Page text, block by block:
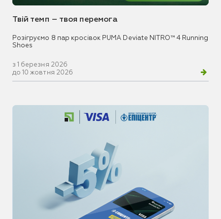
Твій темп – твоя перемога
Розігруємо 8 пар кросівок PUMA Deviate NITRO™ 4 Running
Shoes
з 1 березня 2026
до 10 жовтня 2026